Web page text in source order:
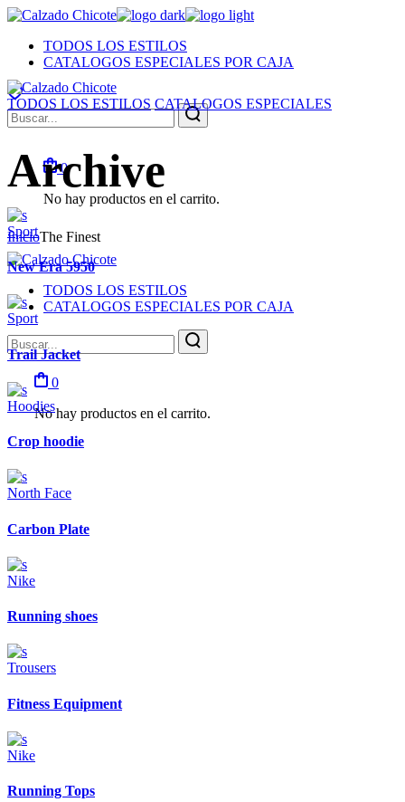
Skip
content
TODOS LOS ESTILOS
CATALOGOS ESPECIALES POR CAJA
Search
for:
0
No hay productos en el carrito.
TODOS LOS ESTILOS
CATALOGOS ESPECIALES POR CAJA
Search
for:
0
No hay productos en el carrito.
TODOS LOS ESTILOS CATALOGOS ESPECIALES
Archive
InicioThe Finest
Sport
New Era 5950
Sport
Trail Jacket
Hoodies
Crop hoodie
North Face
Carbon Plate
Nike
Running shoes
Trousers
Fitness Equipment
Nike
Running Tops